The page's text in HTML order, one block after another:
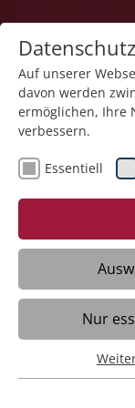
21.07.2025
der
Frankreich,
Slowakei
Auf unserer
davon werden
ermöglichen, Ihre
verbessern.
Essentiell
Nur
Essentiell
Essentielle